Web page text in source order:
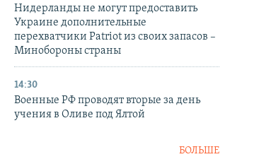
Нидерланды не могут предоставить
Украине дополнительные
перехватчики Patriot из своих запасов –
Минобороны страны
14:30
Военные РФ проводят вторые за день
учения в Оливе под Ялтой
БОЛЬШЕ